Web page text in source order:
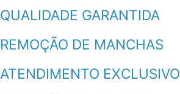
QUALIDADE GARANTIDA
REMOÇÃO DE MANCHAS
ATENDIMENTO EXCLUSIVO